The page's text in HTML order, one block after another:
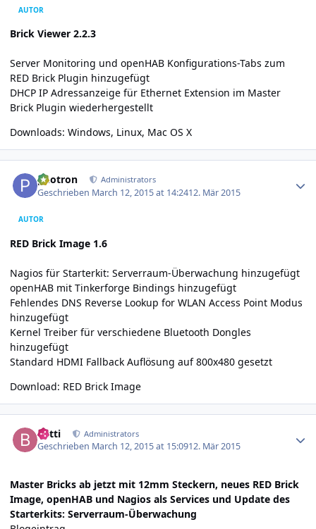
AUTOR
Brick Viewer 2.2.3
Server Monitoring und openHAB Konfigurations-Tabs zum
RED Brick Plugin hinzugefügt
DHCP IP Adressanzeige für Ethernet Extension im Master
Brick Plugin wiederhergestellt
Downloads: Windows, Linux, Mac OS X
photron Administrators
Geschrieben March 12, 2015 at 14:2412. Mär 2015
AUTOR
RED Brick Image 1.6
Nagios für Starterkit: Serverraum-Überwachung hinzugefügt
openHAB mit Tinkerforge Bindings hinzugefügt
Fehlendes DNS Reverse Lookup for WLAN Access Point Modus
hinzugefügt
Kernel Treiber für verschiedene Bluetooth Dongles
hinzugefügt
Standard HDMI Fallback Auflösung auf 800x480 gesetzt
Download: RED Brick Image
batti Administrators
Geschrieben March 12, 2015 at 15:0912. Mär 2015
Master Bricks ab jetzt mit 12mm Steckern, neues RED Brick
Image, openHAB und Nagios als Services und Update des
Starterkits: Serverraum-Überwachung